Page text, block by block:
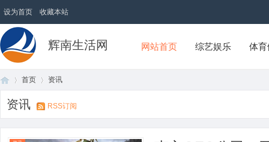
设为首页 收藏本站
辉南生活网 网站首页 综艺娱乐 体
首页 资讯
资讯 RSS订阅